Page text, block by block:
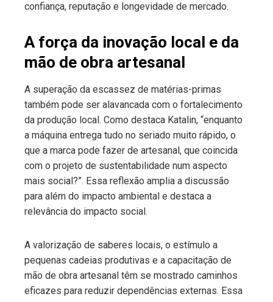
confiança, reputação e longevidade de mercado.
A força da inovação local e da
mão de obra artesanal
A superação da escassez de matérias-primas
também pode ser alavancada com o fortalecimento
da produção local. Como destaca Katalin, “enquanto
a máquina entrega tudo no seriado muito rápido, o
que a marca pode fazer de artesanal, que coincida
com o projeto de sustentabilidade num aspecto
mais social?”. Essa reflexão amplia a discussão
para além do impacto ambiental e destaca a
relevância do impacto social.
A valorização de saberes locais, o estímulo a
pequenas cadeias produtivas e a capacitação de
mão de obra artesanal têm se mostrado caminhos
eficazes para reduzir dependências externas. Essa